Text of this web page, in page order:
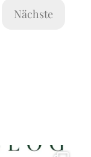
Nächste